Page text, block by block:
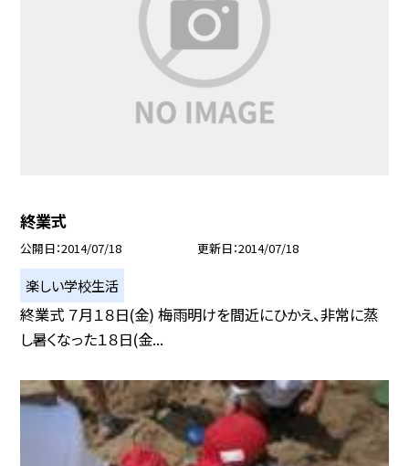
終業式
公開日 2014/07/18 更新日 2014/07/18
楽しい学校生活
終業式 ７月１８日(金) 梅雨明けを間近にひかえ、非常に蒸
し暑くなった１８日(金...